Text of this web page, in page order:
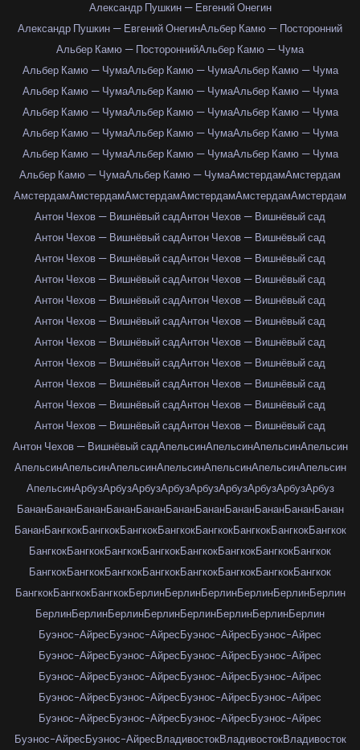
Александр Пушкин — Евгений Онегин
Александр Пушкин — Евгений ОнегинАльбер Камю — Посторонний
Альбер Камю — ПостороннийАльбер Камю — Чума
Альбер Камю — ЧумаАльбер Камю — ЧумаАльбер Камю — Чума
Альбер Камю — ЧумаАльбер Камю — ЧумаАльбер Камю — Чума
Альбер Камю — ЧумаАльбер Камю — ЧумаАльбер Камю — Чума
Альбер Камю — ЧумаАльбер Камю — ЧумаАльбер Камю — Чума
Альбер Камю — ЧумаАльбер Камю — ЧумаАльбер Камю — Чума
Альбер Камю — ЧумаАльбер Камю — ЧумаАмстердамАмстердам
АмстердамАмстердамАмстердамАмстердамАмстердамАмстердам
Антон Чехов — Вишнёвый садАнтон Чехов — Вишнёвый сад
Антон Чехов — Вишнёвый садАнтон Чехов — Вишнёвый сад
Антон Чехов — Вишнёвый садАнтон Чехов — Вишнёвый сад
Антон Чехов — Вишнёвый садАнтон Чехов — Вишнёвый сад
Антон Чехов — Вишнёвый садАнтон Чехов — Вишнёвый сад
Антон Чехов — Вишнёвый садАнтон Чехов — Вишнёвый сад
Антон Чехов — Вишнёвый садАнтон Чехов — Вишнёвый сад
Антон Чехов — Вишнёвый садАнтон Чехов — Вишнёвый сад
Антон Чехов — Вишнёвый садАнтон Чехов — Вишнёвый сад
Антон Чехов — Вишнёвый садАнтон Чехов — Вишнёвый сад
Антон Чехов — Вишнёвый садАнтон Чехов — Вишнёвый сад
Антон Чехов — Вишнёвый садАпельсинАпельсинАпельсинАпельсин
АпельсинАпельсинАпельсинАпельсинАпельсинАпельсинАпельсин
АпельсинАрбузАрбузАрбузАрбузАрбузАрбузАрбузАрбузАрбуз
БананБананБананБананБананБананБананБананБананБананБанан
БананБангкокБангкокБангкокБангкокБангкокБангкокБангкокБангкок
БангкокБангкокБангкокБангкокБангкокБангкокБангкокБангкок
БангкокБангкокБангкокБангкокБангкокБангкокБангкокБангкок
БангкокБангкокБангкокБерлинБерлинБерлинБерлинБерлинБерлин
БерлинБерлинБерлинБерлинБерлинБерлинБерлинБерлин
Буэнос-АйресБуэнос-АйресБуэнос-АйресБуэнос-Айрес
Буэнос-АйресБуэнос-АйресБуэнос-АйресБуэнос-Айрес
Буэнос-АйресБуэнос-АйресБуэнос-АйресБуэнос-Айрес
Буэнос-АйресБуэнос-АйресБуэнос-АйресБуэнос-Айрес
Буэнос-АйресБуэнос-АйресБуэнос-АйресБуэнос-Айрес
Буэнос-АйресБуэнос-АйресВладивостокВладивостокВладивосток